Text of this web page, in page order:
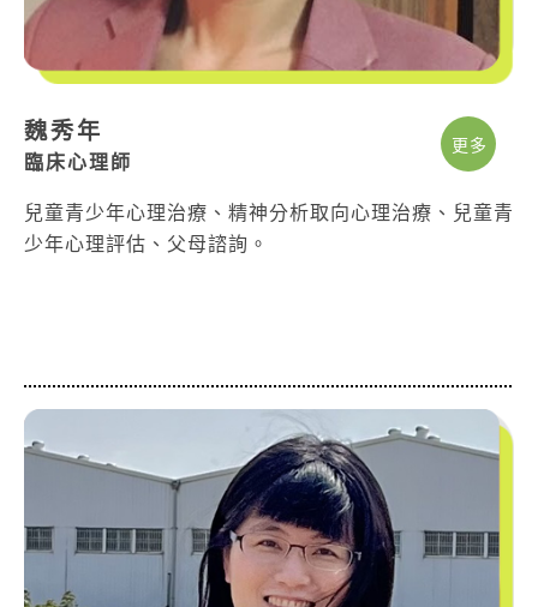
更多
魏秀年
臨床心理師
兒童青少年心理治療、精神分析取向心理治療、兒童青
少年心理評估、父母諮詢。